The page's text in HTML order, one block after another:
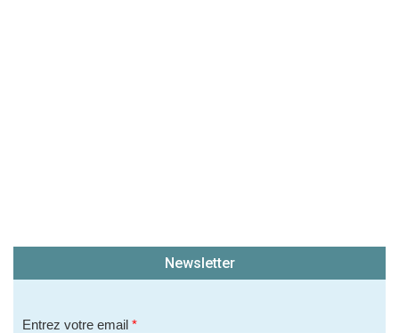
Newsletter
Entrez votre email *